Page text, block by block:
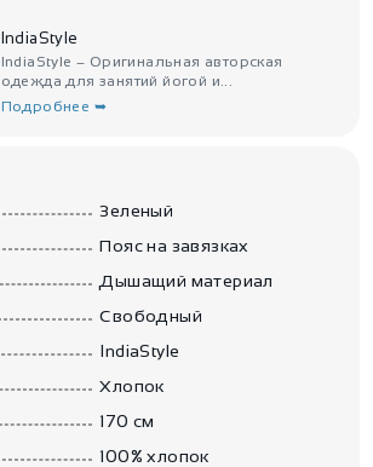
IndiaStyle
IndiaStyle – Оригинальная авторская
одежда для занятий йогой и...
Подробнее ➥
Зеленый
Пояс на завязках
Дышащий материал
Свободный
IndiaStyle
Хлопок
170 см
100% хлопок